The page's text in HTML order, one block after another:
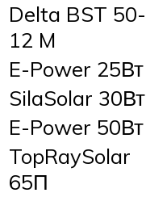
Delta BST 50-
12 M
E-Power 25Вт
SilaSolar 30Вт
E-Power 50Вт
TopRaySolar
65П